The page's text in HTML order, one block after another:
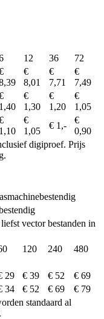
12 36
72
€
8,01
€
7,71
€
7,49
1,40
€
1,30
€
1,20
€
1,05
1,10
€
1,05
€ 1,-
€
0,90
digiproef. Prijs
vector bestanden in
120 240 480
29 € 39 € 52
€ 69
34 € 52 € 69
€ 79
standaard al